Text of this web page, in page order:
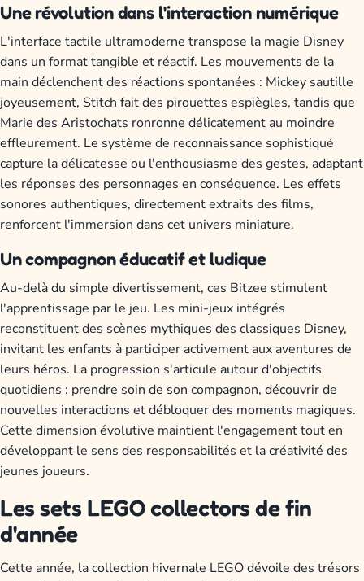
Une révolution dans l'interaction numérique
L'interface tactile ultramoderne transpose la magie Disney
dans un format tangible et réactif. Les mouvements de la
main déclenchent des réactions spontanées : Mickey sautille
joyeusement, Stitch fait des pirouettes espiègles, tandis que
Marie des Aristochats ronronne délicatement au moindre
effleurement. Le système de reconnaissance sophistiqué
capture la délicatesse ou l'enthousiasme des gestes, adaptant
les réponses des personnages en conséquence. Les effets
sonores authentiques, directement extraits des films,
renforcent l'immersion dans cet univers miniature.
Un compagnon éducatif et ludique
Au-delà du simple divertissement, ces Bitzee stimulent
l'apprentissage par le jeu. Les mini-jeux intégrés
reconstituent des scènes mythiques des classiques Disney,
invitant les enfants à participer activement aux aventures de
leurs héros. La progression s'articule autour d'objectifs
quotidiens : prendre soin de son compagnon, découvrir de
nouvelles interactions et débloquer des moments magiques.
Cette dimension évolutive maintient l'engagement tout en
développant le sens des responsabilités et la créativité des
jeunes joueurs.
Les sets LEGO collectors de fin
d'année
Cette année, la collection hivernale LEGO dévoile des trésors